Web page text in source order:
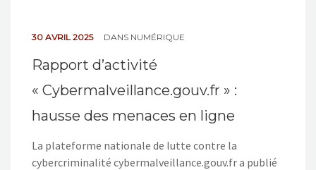
30 AVRIL 2025 DANS NUMÉRIQUE
Rapport d’activité
« Cybermalveillance.gouv.fr » :
hausse des menaces en ligne
La plateforme nationale de lutte contre la
cybercriminalité cybermalveillance.gouv.fr a publié